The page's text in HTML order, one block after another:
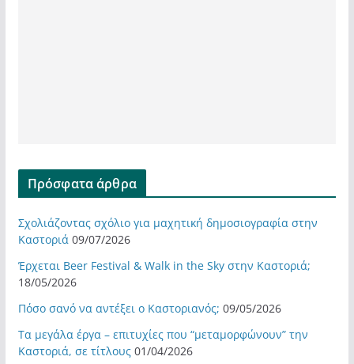
Πρόσφατα άρθρα
Σχολιάζοντας σχόλιο για μαχητική δημοσιογραφία στην
Καστοριά 09/07/2026
Έρχεται Beer Festival & Walk in the Sky στην Καστοριά;
18/05/2026
Πόσο σανό να αντέξει ο Καστοριανός; 09/05/2026
Τα μεγάλα έργα – επιτυχίες που “μεταμορφώνουν” την
Καστοριά, σε τίτλους 01/04/2026